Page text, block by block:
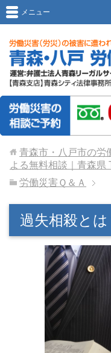
メニュー
青森市・八戸市の労
よる無料相談｜青森県
労働災害Ｑ＆Ａ
過失相殺とは